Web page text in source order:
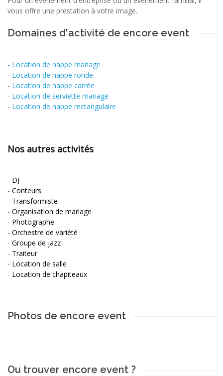
vous offre une prestation à votre image.
Domaines d'activité de encore event
- Location de nappe mariage
- Location de nappe ronde
- Location de nappe carrée
- Location de serviette mariage
- Location de nappe rectangulaire
Nos autres activités
- DJ
- Conteurs
- Transformiste
- Organisation de mariage
- Photographe
- Orchestre de variété
- Groupe de jazz
- Traiteur
- Location de salle
- Location de chapiteaux
Photos de encore event
Ou trouver encore event ?